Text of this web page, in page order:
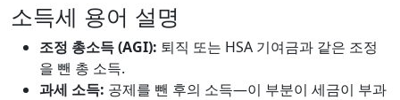
소득세 용어 설명
조정 총소득 (AGI): 퇴직 또는 HSA 기여금과 같은 조정
을 뺀 총 소득.
과세 소득: 공제를 뺀 후의 소득—이 부분이 세금이 부과